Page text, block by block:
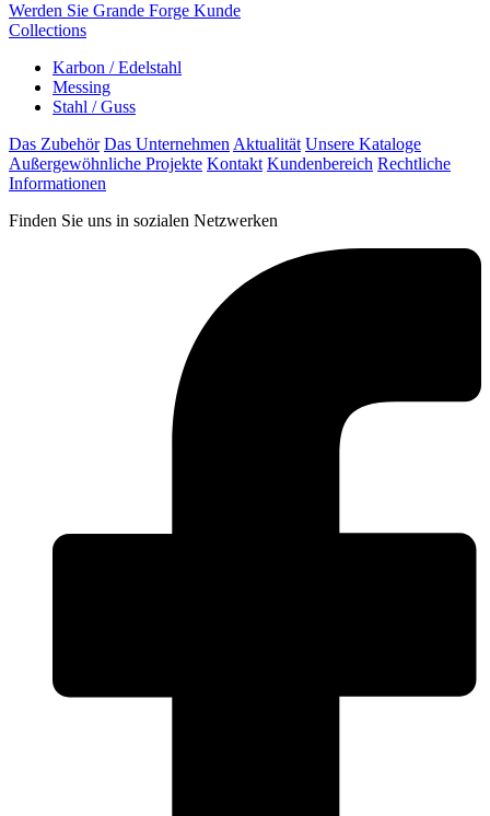
Werden Sie Grande Forge Kunde
Collections
Karbon / Edelstahl
Messing
Stahl / Guss
Das Zubehör Das Unternehmen Aktualität Unsere Kataloge
Außergewöhnliche Projekte Kontakt Kundenbereich Rechtliche
Informationen
Finden Sie uns in sozialen Netzwerken